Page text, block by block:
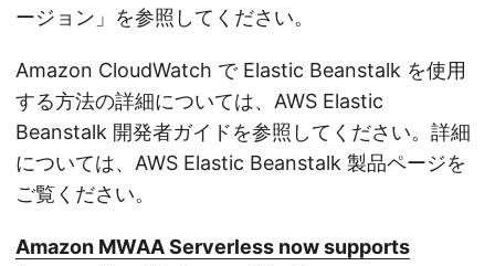
ージョン」を参照してください。
Amazon CloudWatch で Elastic Beanstalk を使用
する方法の詳細については、AWS Elastic
Beanstalk 開発者ガイドを参照してください。詳細
については、AWS Elastic Beanstalk 製品ページを
ご覧ください。
Amazon MWAA Serverless now supports